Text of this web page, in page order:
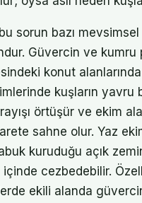
sorun bazı
Güvercin ve kumru
konut
kuşların yavru
örtüşür ve ekim
sahne olur. Yaz
kuruduğu açık
cezbedebilir.
ekili alanda